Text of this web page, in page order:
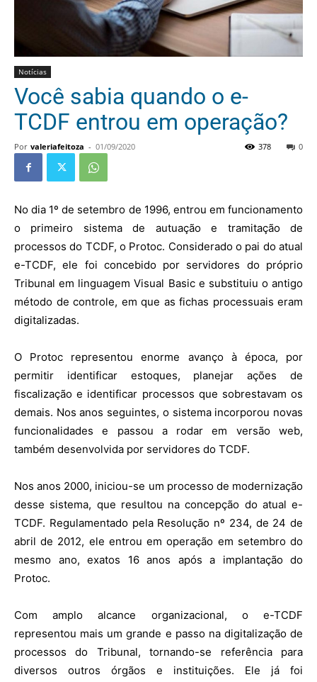
Notícias
Você sabia quando o e-
TCDF entrou em operação?
Por valeriafeitoza - 01/09/2020 0
378
No dia 1º de setembro de 1996, entrou em funcionamento
o primeiro sistema de autuação e tramitação de
processos do TCDF, o Protoc. Considerado o pai do atual
e-TCDF, ele foi concebido por servidores do próprio
Tribunal em linguagem Visual Basic e substituiu o antigo
método de controle, em que as fichas processuais eram
digitalizadas.
O Protoc representou enorme avanço à época, por
permitir identificar estoques, planejar ações de
fiscalização e identificar processos que sobrestavam os
demais. Nos anos seguintes, o sistema incorporou novas
funcionalidades e passou a rodar em versão web,
também desenvolvida por servidores do TCDF.
Nos anos 2000, iniciou-se um processo de modernização
desse sistema, que resultou na concepção do atual e-
TCDF. Regulamentado pela Resolução nº 234, de 24 de
abril de 2012, ele entrou em operação em setembro do
mesmo ano, exatos 16 anos após a implantação do
Protoc.
Com amplo alcance organizacional, o e-TCDF
representou mais um grande e passo na digitalização de
processos do Tribunal, tornando-se referência para
diversos outros órgãos e instituições. Ele já foi